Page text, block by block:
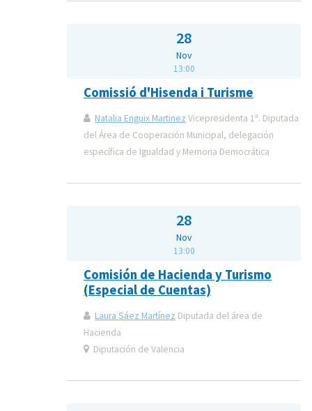
28
Nov
13:00
Comissió d'Hisenda i Turisme
Natalia Enguix Martinez Vicepresidenta 1ª. Diputada
del Área de Cooperación Municipal, delegación
específica de Igualdad y Memoria Democrática
28
Nov
13:00
Comisión de Hacienda y Turismo
(Especial de Cuentas)
Laura Sáez Martínez Diputada del área de
Hacienda
Diputación de Valencia